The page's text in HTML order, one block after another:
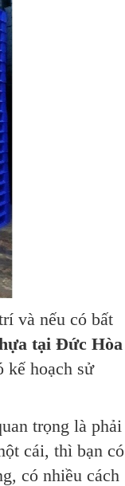
và nếu có bất
tại Đức Hòa
kế hoạch sử
trọng là phải
cái, thì bạn có
có nhiều cách